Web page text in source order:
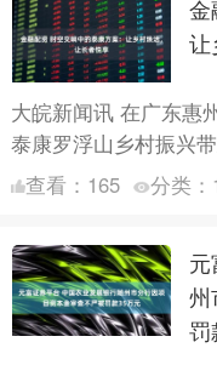
金
让
大皖新闻讯 在广东惠
泰康罗浮山乡村振兴
乡村振兴的崭新篇章
查看： 165 分类：
州
罚